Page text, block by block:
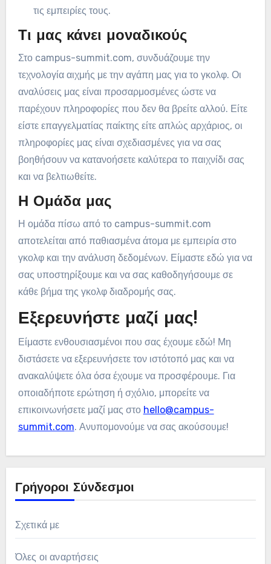
τις εμπειρίες τους.
Τι μας κάνει μοναδικούς
Στο campus-summit.com, συνδυάζουμε την
τεχνολογία αιχμής με την αγάπη μας για το γκολφ. Οι
αναλύσεις μας είναι προσαρμοσμένες ώστε να
παρέχουν πληροφορίες που δεν θα βρείτε αλλού. Είτε
είστε επαγγελματίας παίκτης είτε απλώς αρχάριος, οι
πληροφορίες μας είναι σχεδιασμένες για να σας
βοηθήσουν να κατανοήσετε καλύτερα το παιχνίδι σας
και να βελτιωθείτε.
Η Ομάδα μας
Η ομάδα πίσω από το campus-summit.com
αποτελείται από παθιασμένα άτομα με εμπειρία στο
γκολφ και την ανάλυση δεδομένων. Είμαστε εδώ για να
σας υποστηρίξουμε και να σας καθοδηγήσουμε σε
κάθε βήμα της γκολφ διαδρομής σας.
Εξερευνήστε μαζί μας!
Είμαστε ενθουσιασμένοι που σας έχουμε εδώ! Μη
διστάσετε να εξερευνήσετε τον ιστότοπό μας και να
ανακαλύψετε όλα όσα έχουμε να προσφέρουμε. Για
οποιαδήποτε ερώτηση ή σχόλιο, μπορείτε να
επικοινωνήσετε μαζί μας στο hello@campus-
summit.com. Ανυπομονούμε να σας ακούσουμε!
Γρήγοροι Σύνδεσμοι
Σχετικά με
Όλες οι αναρτήσεις